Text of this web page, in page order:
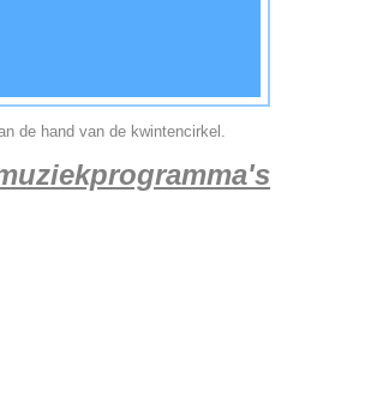
de hand van de kwintencirkel.